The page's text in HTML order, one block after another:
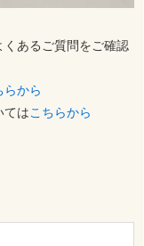
あるご質問をご確認
らから
てはこちらから